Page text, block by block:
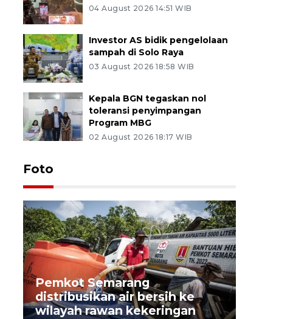
04 August 2026 14:51 WIB
Investor AS bidik pengelolaan
sampah di Solo Raya
03 August 2026 18:58 WIB
Kepala BGN tegaskan nol
toleransi penyimpangan
Program MBG
02 August 2026 18:17 WIB
Foto
Pemkot Semarang
distribusikan air bersih ke
wilayah rawan kekeringan